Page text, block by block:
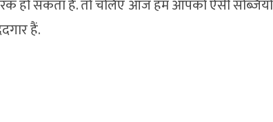
हो सकता है. तो चलिए आज हम आपको ऐसी सब्जियों
हैं.